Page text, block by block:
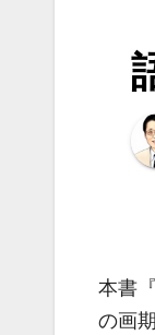
本書
の画